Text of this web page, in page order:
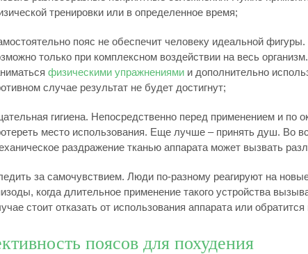
тренировки или в определенное время;
пояс не обеспечит человеку идеальной
только при комплексном воздействии на весь
физическими упражнениями и дополнительно
случае результат не будет достигнут;
гигиена. Непосредственно перед применением и по
место использования. Еще лучше – принять душ. Во
раздражение тканью аппарата может вызвать
за самочувствием. Люди по-разному реагируют на
когда длительное применение такого устройства
стоит отказать от использования аппарата или обратится
поясов для похудения